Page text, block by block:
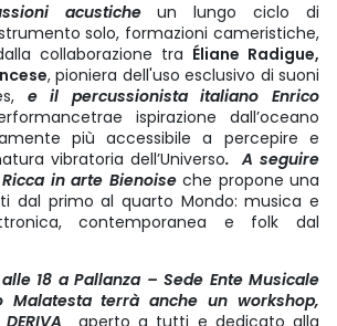
acusticheun lungo ciclo di
solo, formazioni cameristiche,
collaborazione tra Éliane Radigue,
, pioniera dell'uso esclusivo di suoni
e il percussionista italiano Enrico
ispirazione dall’oceano
più accessibile a percepire e
vibratoria dell’Universo. A seguire
in arte Bienoiseche propone una
dal primo al quarto Mondo: musica e
contemporanea e folk dal
18 a Pallanza – Sede Ente Musicale
Malatesta terrà anche un workshop,